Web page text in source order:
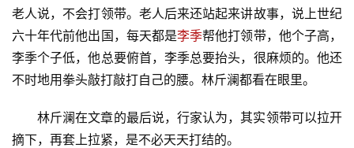
老人说，不会打领带。老人后来还站起来讲故事，说上世纪
六十年代前他出国，每天都是李季帮他打领带，他个子高，
李季个子低，他总要俯首，李季总要抬头，很麻烦的。他还
不时地用拳头敲打敲打自己的腰。林斤澜都看在眼里。
林斤澜在文章的最后说，行家认为，其实领带可以拉开
摘下，再套上拉紧，是不必天天打结的。